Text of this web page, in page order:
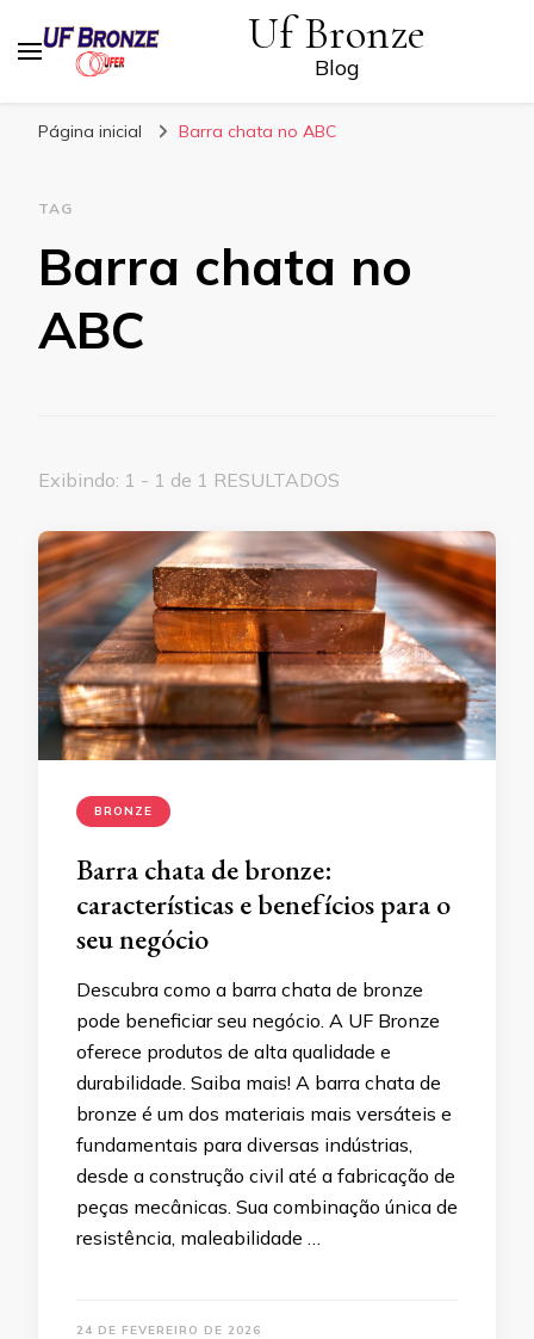
Uf Bronze
Blog
Página inicial Barra chata no ABC
TAG
Barra chata no
ABC
Exibindo: 1 - 1 de 1 RESULTADOS
BRONZE
Barra chata de bronze:
características e benefícios para o
seu negócio
Descubra como a barra chata de bronze
pode beneficiar seu negócio. A UF Bronze
oferece produtos de alta qualidade e
durabilidade. Saiba mais! A barra chata de
bronze é um dos materiais mais versáteis e
fundamentais para diversas indústrias,
desde a construção civil até a fabricação de
peças mecânicas. Sua combinação única de
resistência, maleabilidade …
24 DE FEVEREIRO DE 2026